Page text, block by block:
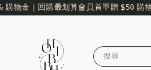
物金｜回購最划算會員首單贈 $50 購物
搜尋